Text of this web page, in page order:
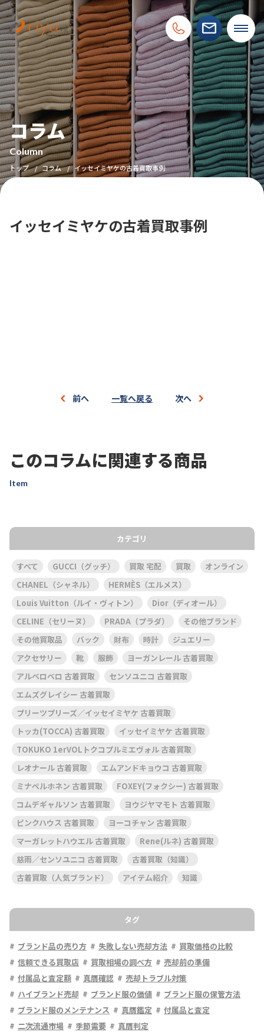
コラム
Column
トップ コラム イッセイミヤケの古着買取事例
イッセイミヤケの古着買取事例
前へ 一覧へ戻る 次へ
このコラムに関連する商品
Item
カテゴリ
すべて GUCCI（グッチ） 買取 宅配 買取
オンライン
CHANEL（シャネル）
HERMÈS（エルメス）
Louis Vuitton（ルイ・ヴィトン）
Dior（ディオール）
CELINE（セリーヌ）
PRADA（プラダ）
その他ブランド
その他買取品
バック 財布 時計
ジュエリー
アクセサリー
靴 服飾
ヨーガンレール 古着買取
アルベロベロ 古着買取
センソユニコ 古着買取
エムズグレイシー 古着買取
プリーツプリーズ／イッセイミヤケ 古着買取
トッカ(TOCCA) 古着買取
イッセイミヤケ 古着買取
TOKUKO 1erVOLトクコプルミエヴォル 古着買取
レオナール 古着買取
エムアンドキョウコ 古着買取
ミナペルホネン 古着買取
FOXEY(フォクシー) 古着買取
コムデギャルソン 古着買取
ヨウジヤマモト 古着買取
ピンクハウス 古着買取
ヨーコチャン 古着買取
マーガレットハウエル 古着買取
Rene(ルネ) 古着買取
慈雨／センソユニコ 古着買取
古着買取（知識）
古着買取（人気ブランド）
アイテム紹介 知識
タグ
ブランド品の売り方 失敗しない売却方法
買取価格の比較
信頼できる買取店
買取相場の調べ方
売却前の準備
付属品と査定額
真贋確認
売却トラブル対策
ハイブランド売却
ブランド服の価値
ブランド服の保管方法
ブランド服のメンテナンス
真贋鑑定
付属品と査定
二次流通市場
季節需要
真贋判定